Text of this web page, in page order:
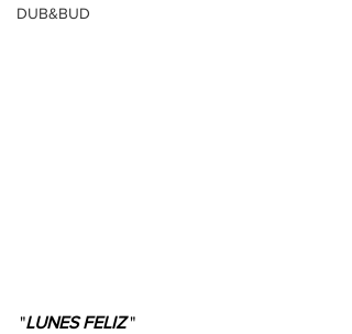
DUB&BUD
"LUNES FELIZ "